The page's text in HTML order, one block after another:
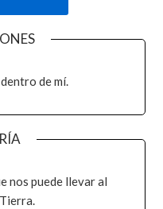
de mí.
nos puede llevar al